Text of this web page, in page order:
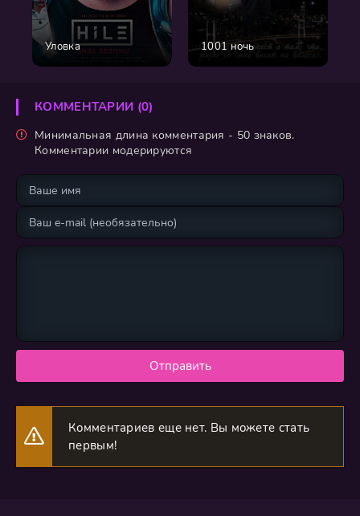
Уловка 1001 ночь
КОММЕНТАРИИ (0)
Минимальная длина комментария - 50 знаков.
Комментарии модерируются
Отправить
Комментариев еще нет. Вы можете стать
первым!